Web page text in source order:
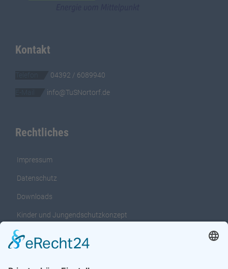
Kontakt
04392 / 6089940
info@TuSNortorf.de
Rechtliches
Impressum
Datenschutz
Downloads
Kinder und Jungendschutzkonzept
Interventionsleitfaden für das Kinder und
Jungendschutzkonzept